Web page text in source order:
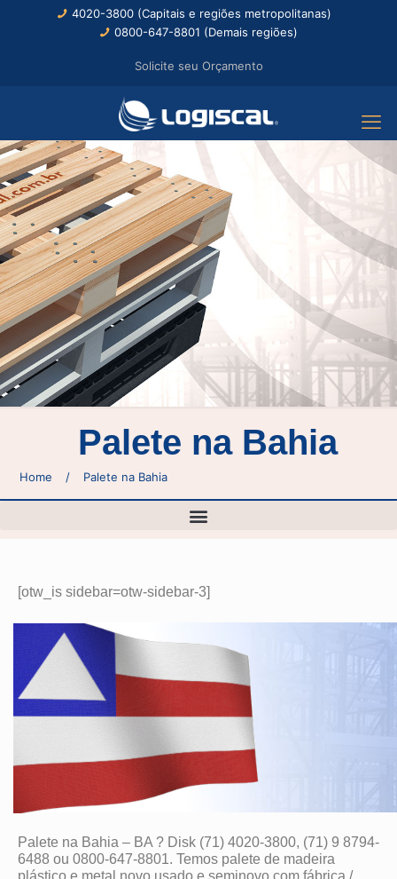
4020-3800 (Capitais e regiões metropolitanas)
0800-647-8801 (Demais regiões)
Solicite seu Orçamento
Palete na Bahia
Home / Palete na Bahia
[otw_is sidebar=otw-sidebar-3]
Palete na Bahia – BA ? Disk (71) 4020-3800, (71) 9 8794-
6488 ou 0800-647-8801. Temos palete de madeira
plástico e metal novo usado e seminovo com fábrica /